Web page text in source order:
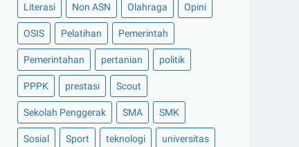
Literasi Non ASN Olahraga Opini
OSIS Pelatihan Pemerintah
Pemerintahan pertanian politik
PPPK prestasi Scout
Sekolah Penggerak SMA SMK
Sosial Sport teknologi universitas